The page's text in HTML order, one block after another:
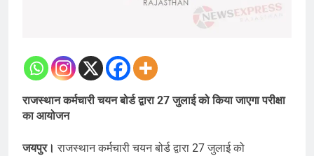
राजस्थान कर्मचारी चयन बोर्ड द्वारा 27 जुलाई को किया जाएगा परीक्षा
का आयोजन
जयपुर।राजस्थान कर्मचारी चयन बोर्ड द्वारा 27 जुलाई को